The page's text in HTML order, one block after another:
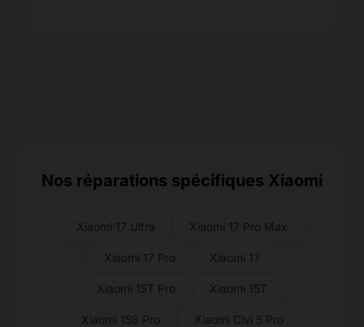
Nos réparations spécifiques Xiaomi
Xiaomi 17 Ultra Xiaomi 17 Pro Max
Xiaomi 17 Pro Xiaomi 17
Xiaomi 15T Pro Xiaomi 15T
Xiaomi 15S Pro Xiaomi Civi 5 Pro